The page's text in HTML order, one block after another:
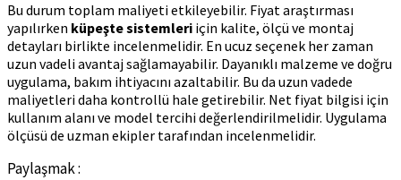
Bu durum toplam maliyeti etkileyebilir. Fiyat araştırması
yapılırken küpeşte sistemleri için kalite, ölçü ve montaj
detayları birlikte incelenmelidir. En ucuz seçenek her zaman
uzun vadeli avantaj sağlamayabilir. Dayanıklı malzeme ve doğru
uygulama, bakım ihtiyacını azaltabilir. Bu da uzun vadede
maliyetleri daha kontrollü hale getirebilir. Net fiyat bilgisi için
kullanım alanı ve model tercihi değerlendirilmelidir. Uygulama
ölçüsü de uzman ekipler tarafından incelenmelidir.
Paylaşmak :